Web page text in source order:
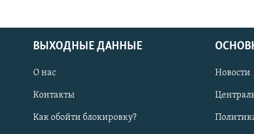
ВЫХОДНЫЕ ДАННЫЕ
О нас
Контакты
Как обойти блокировку?
Новости